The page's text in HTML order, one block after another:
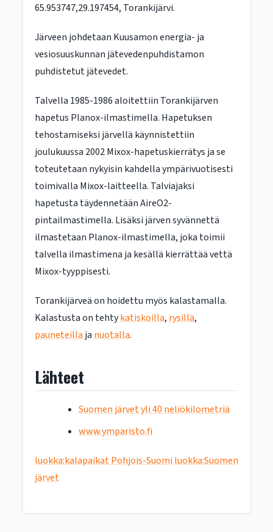
65.953747,29.197454, Torankijärvi.
Järveen johdetaan Kuusamon energia- ja
vesiosuuskunnan jätevedenpuhdistamon
puhdistetut jätevedet.
Talvella 1985-1986 aloitettiin Torankijärven
hapetus Planox-ilmastimella. Hapetuksen
tehostamiseksi järvellä käynnistettiin
joulukuussa 2002 Mixox-hapetuskierrätys ja se
toteutetaan nykyisin kahdella ympärivuotisesti
toimivalla Mixox-laitteella. Talviajaksi
hapetusta täydennetään AireO2-
pintailmastimella. Lisäksi järven syvännettä
ilmastetaan Planox-ilmastimella, joka toimii
talvella ilmastimena ja kesällä kierrättää vettä
Mixox-tyyppisesti.
Torankijärveä on hoidettu myös kalastamalla.
Kalastusta on tehtykatiskoilla, rysillä,
pauneteilla ja nuotalla.
Lähteet
Suomen järvet yli 40 neliökilometriä
www.ymparisto.fi
luokka:kalapaikat Pohjois-Suomi luokka:Suomen
järvet